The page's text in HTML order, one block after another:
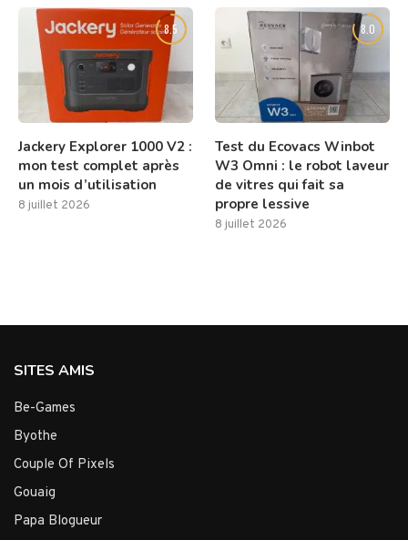
8.5
Jackery Explorer 1000 V2 :
mon test complet après
un mois d’utilisation
8 juillet 2026
8.0
Test du Ecovacs Winbot
W3 Omni : le robot laveur
de vitres qui fait sa
propre lessive
8 juillet 2026
SITES AMIS
Be-Games
Byothe
Couple Of Pixels
Gouaig
Papa Blogueur